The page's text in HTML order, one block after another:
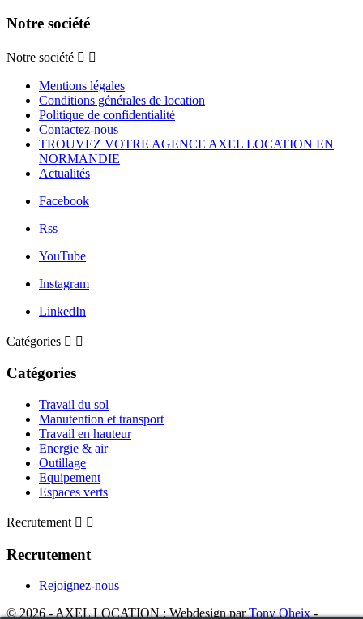
Notre société
Notre société  
Mentions légales
Conditions générales de location
Politique de confidentialité
Contactez-nous
TROUVEZ VOTRE AGENCE AXEL LOCATION EN
NORMANDIE
Actualités
Facebook
Rss
YouTube
Instagram
LinkedIn
Catégories  
Catégories
Travail du sol
Manutention et transport
Travail en hauteur
Energie & air
Outillage
Equipement
Espaces verts
Recrutement  
Recrutement
Rejoignez-nous
© 2026 - AXEL LOCATION : Webdesign parTony Oheix-